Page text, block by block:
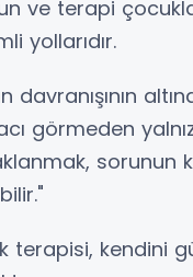
ve terapi
yollarıdır.
davranışının
görmeden
sorunun
terapisi, kendini